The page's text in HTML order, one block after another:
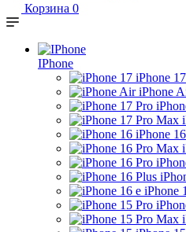
Корзина 0
IPhone
iPhone 17
iPhone
iPhone 16
iPhone